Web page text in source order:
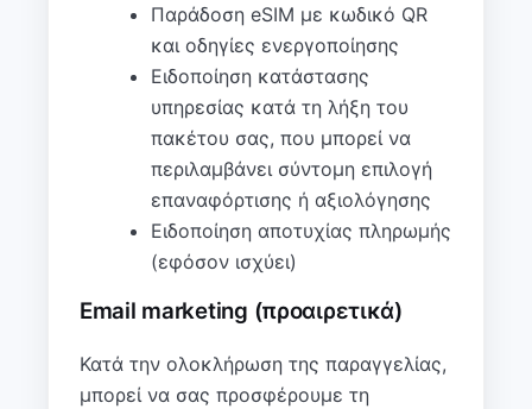
Παράδοση eSIM με κωδικό QR
και οδηγίες ενεργοποίησης
Ειδοποίηση κατάστασης
υπηρεσίας κατά τη λήξη του
πακέτου σας, που μπορεί να
περιλαμβάνει σύντομη επιλογή
επαναφόρτισης ή αξιολόγησης
Ειδοποίηση αποτυχίας πληρωμής
(εφόσον ισχύει)
Email marketing (προαιρετικά)
Κατά την ολοκλήρωση της παραγγελίας,
μπορεί να σας προσφέρουμε τη